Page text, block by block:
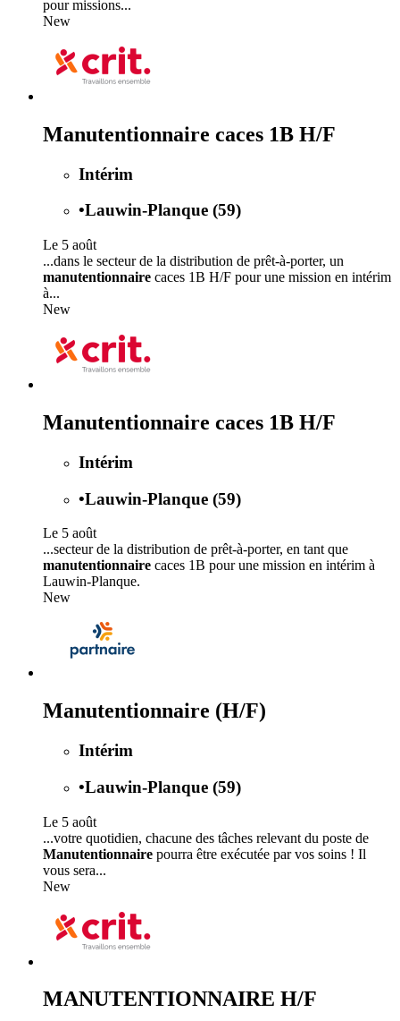
pour missions...
New
Manutentionnaire caces 1B H/F
Intérim
•Lauwin-Planque (59)
Le 5 août
...dans le secteur de la distribution de prêt-à-porter, un
manutentionnaire caces 1B H/F pour une mission en intérim
à...
New
Manutentionnaire caces 1B H/F
Intérim
•Lauwin-Planque (59)
Le 5 août
...secteur de la distribution de prêt-à-porter, en tant que
manutentionnaire caces 1B pour une mission en intérim à
Lauwin-Planque.
New
Manutentionnaire (H/F)
Intérim
•Lauwin-Planque (59)
Le 5 août
...votre quotidien, chacune des tâches relevant du poste de
Manutentionnaire pourra être exécutée par vos soins ! Il
vous sera...
New
MANUTENTIONNAIRE H/F